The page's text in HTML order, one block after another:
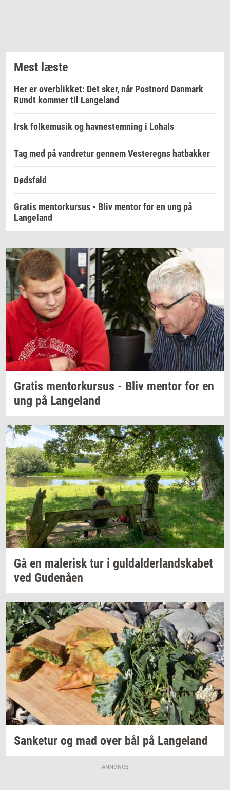
Mest læste
Her er overblikket: Det sker, når Postnord Danmark
Rundt kommer til Langeland
Irsk folkemusik og havnestemning i Lohals
Tag med på vandretur gennem Vesteregns hatbakker
Dødsfald
Gratis mentorkursus - Bliv mentor for en ung på
Langeland
Gra­tis men­tor­kur­sus - Bliv men­tor for en
ung på Lan­geland
Gå en ma­le­risktur i gul­dal­der­land­ska­bet
ved Gu­denå­en
San­ke­tur og mad over bål på Lan­geland
ANNONCE